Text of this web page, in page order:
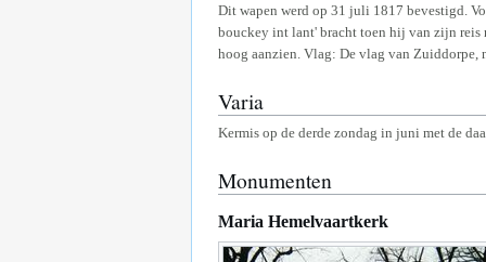
Dit wapen werd op 31 juli 1817 bevestigd.
bouckey int lant' bracht toen hij van zijn reis
hoog aanzien. Vlag: De vlag van
Varia
Kermis op de derde zondag in juni met de
Monumenten
Maria Hemelvaartkerk